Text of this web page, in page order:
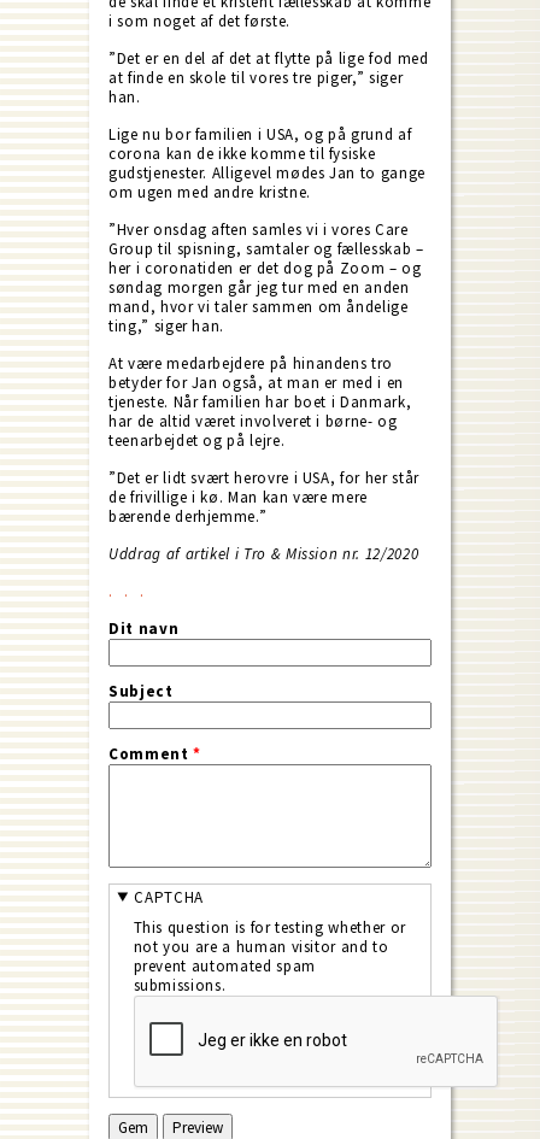
i som noget af det første.
”Det er en del af det at flytte på lige fod med
at finde en skole til vores tre piger,” siger
han.
Lige nu bor familien i USA, og på grund af
corona kan de ikke komme til fysiske
gudstjenester. Alligevel mødes Jan to gange
om ugen med andre kristne.
”Hver onsdag aften samles vi i vores Care
Group til spisning, samtaler og fællesskab –
her i coronatiden er det dog på Zoom – og
søndag morgen går jeg tur med en anden
mand, hvor vi taler sammen om åndelige
ting,” siger han.
At være medarbejdere på hinandens tro
betyder for Jan også, at man er med i en
tjeneste. Når familien har boet i Danmark,
har de altid været involveret i børne- og
teenarbejdet og på lejre.
”Det er lidt svært herovre i USA, for her står
de frivillige i kø. Man kan være mere
bærende derhjemme.”
Uddrag af artikel i Tro & Mission nr. 12/2020
Dit navn
Subject
Comment*
CAPTCHA
This question is for testing whether or
not you are a human visitor and to
prevent automated spam
submissions.